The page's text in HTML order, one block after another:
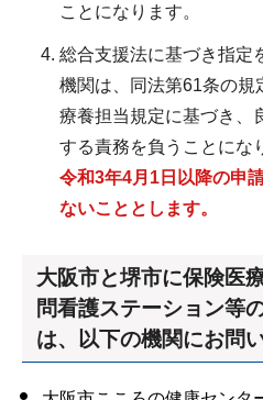
ことになります。
総合支援法に基づき指定
機関は、同法第61条の規
療養担当規定に基づき、
する責務を負うことにな
令和3年4月1日以降の申
ないこととします。
大阪市と堺市に保険医
問看護ステーション等
は、以下の機関にお問